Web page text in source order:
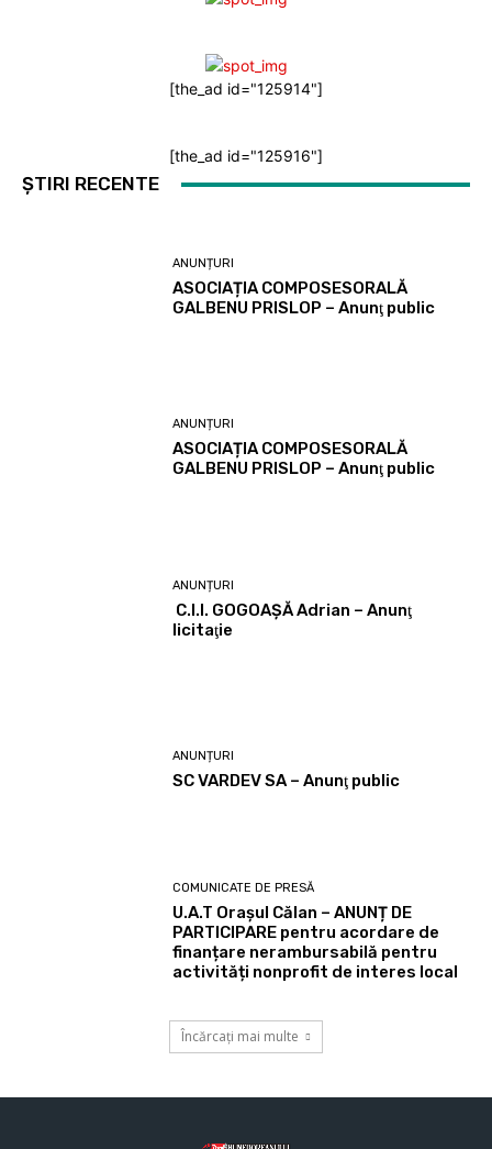
[the_ad id="125914"]
[the_ad id="125916"]
ȘTIRI RECENTE
ANUNȚURI
ASOCIAȚIA COMPOSESORALĂ
GALBENU PRISLOP – Anunţ public
ANUNȚURI
ASOCIAȚIA COMPOSESORALĂ
GALBENU PRISLOP – Anunţ public
ANUNȚURI
C.I.I. GOGOAŞĂ Adrian – Anunţ
licitaţie
ANUNȚURI
SC VARDEV SA – Anunţ public
COMUNICATE DE PRESĂ
U.A.T Orașul Călan – ANUNȚ DE
PARTICIPARE pentru acordare de
finanțare nerambursabilă pentru
activități nonprofit de interes local
Încărcați mai multe